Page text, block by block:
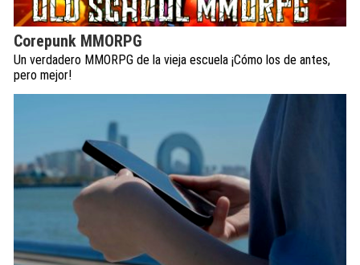
Corepunk MMORPG
Un verdadero MMORPG de la vieja escuela ¡Cómo los de antes,
pero mejor!